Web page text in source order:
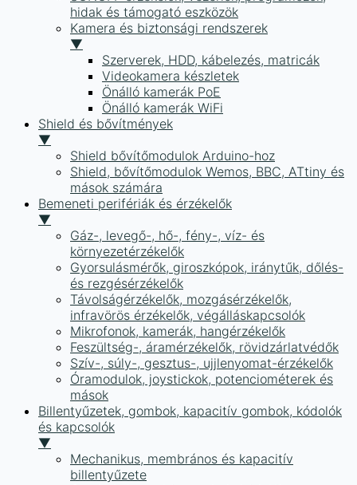
hidak és támogató eszközök
Kamera és biztonsági rendszerek
▼
Szerverek, HDD, kábelezés, matricák
Videokamera készletek
Önálló kamerák PoE
Önálló kamerák WiFi
Shield és bővítmények
▼
Shield bővítőmodulok Arduino-hoz
Shield, bővítőmodulok Wemos, BBC, ATtiny és
mások számára
Bemeneti perifériák és érzékelők
▼
Gáz-, levegő-, hő-, fény-, víz- és
környezetérzékelők
Gyorsulásmérők, giroszkópok, iránytűk, dőlés-
és rezgésérzékelők
Távolságérzékelők, mozgásérzékelők,
infravörös érzékelők, végálláskapcsolók
Mikrofonok, kamerák, hangérzékelők
Feszültség-, áramérzékelők, rövidzárlatvédők
Szív-, súly-, gesztus-, ujjlenyomat-érzékelők
Óramodulok, joystickok, potenciométerek és
mások
Billentyűzetek, gombok, kapacitív gombok, kódolók
és kapcsolók
▼
Mechanikus, membrános és kapacitív
billentyűzete